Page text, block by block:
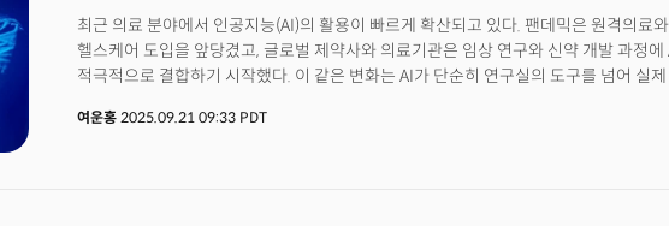
최근 의료 분야에서 인공지능(AI)의 활용이 빠르게 확산되고 있다. 팬데믹은 원격의료
헬스케어 도입을 앞당겼고, 글로벌 제약사와 의료기관은 임상 연구와 신약 개발 과정에
적극적으로 결합하기 시작했다. 이 같은 변화는 AI가 단순히 연구실의 도구를 넘어 실
의료비, 그리고 의료 인력 부족이라는 삼중고 속에서 AI는 ‘보조 수단’이 아니라 ‘대안’으
여운홍 2025.09.21 09:33 PDT